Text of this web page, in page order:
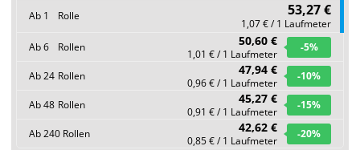
Ab 1 Rolle 53,27 €
1,07 € / 1 Laufmeter
Ab6 Rollen 50,60 €
1,01 € / 1 Laufmeter
-5%
Ab24 Rollen 47,94 €
0,96 € / 1 Laufmeter
-10%
Ab48 Rollen 45,27 €
0,91 € / 1 Laufmeter
-15%
Ab240 Rollen 42,62 €
0,85 € / 1 Laufmeter
-20%